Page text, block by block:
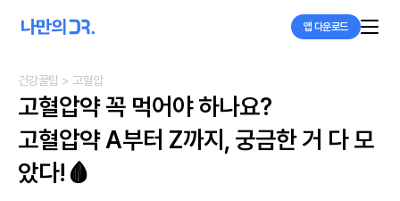
앱 다운로드
건강꿀팁 > 고혈압
고혈압약 꼭 먹어야 하나요?
고혈압약 A부터 Z까지, 궁금한 거 다 모
았다!🩸